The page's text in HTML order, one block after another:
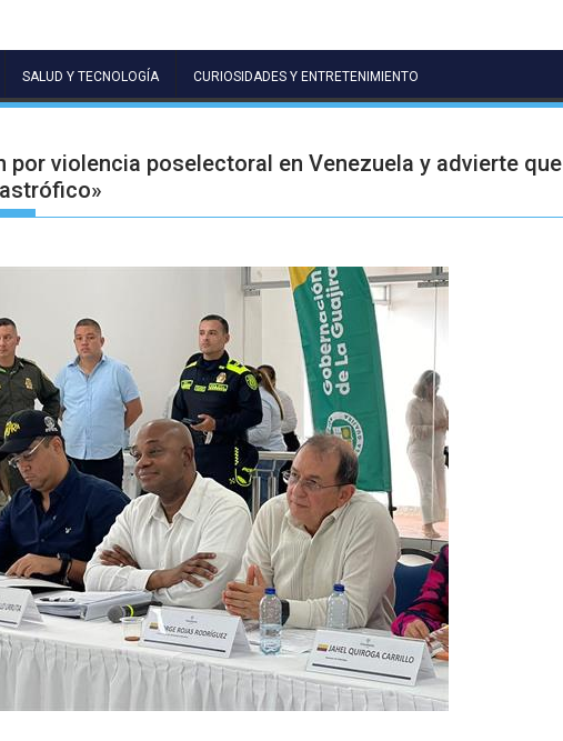
SALUD Y TECNOLOGÍA CURIOSIDADES Y ENTRETENIMIENTO
por violencia poselectoral en Venezuela y advierte que